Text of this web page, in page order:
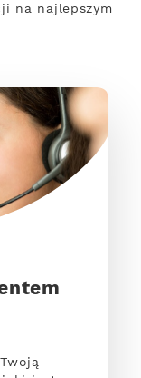
na najlepszym